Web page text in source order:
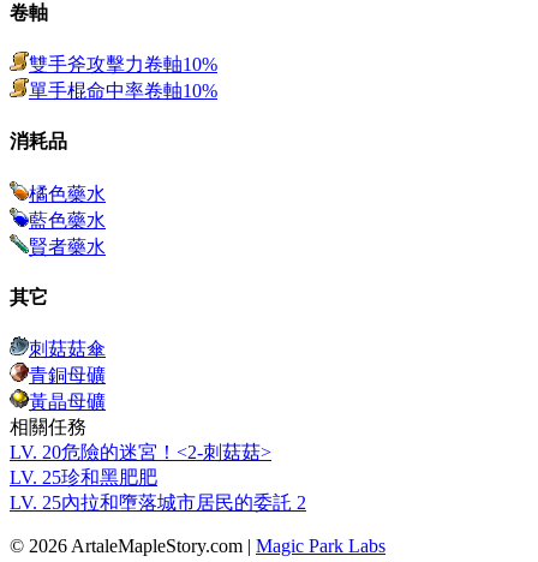
卷軸
雙手斧攻擊力卷軸10%
單手棍命中率卷軸10%
消耗品
橘色藥水
藍色藥水
賢者藥水
其它
刺菇菇傘
青銅母礦
黃晶母礦
相關任務
LV. 20危險的迷宮！<2-刺菇菇>
LV. 25珍和黑肥肥
LV. 25內拉和墮落城市居民的委託 2
© 2026 ArtaleMapleStory.com | Magic Park Labs